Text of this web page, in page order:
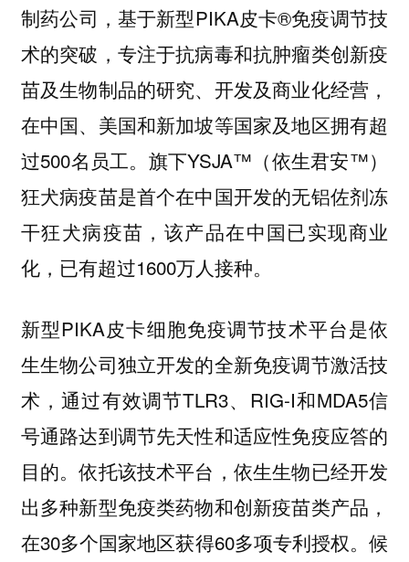
制药公司，基于新型PIKA皮卡®免疫调节技
术的突破，专注于抗病毒和抗肿瘤类创新疫
苗及生物制品的研究、开发及商业化经营，
在中国、美国和新加坡等国家及地区拥有超
过500名员工。旗下YSJA™（依生君安™）
狂犬病疫苗是首个在中国开发的无铝佐剂冻
干狂犬病疫苗，该产品在中国已实现商业
化，已有超过1600万人接种。
新型PIKA皮卡细胞免疫调节技术平台是依
生生物公司独立开发的全新免疫调节激活技
术，通过有效调节TLR3、RIG-I和MDA5信
号通路达到调节先天性和适应性免疫应答的
目的。依托该技术平台，依生生物已经开发
出多种新型免疫类药物和创新疫苗类产品，
在30多个国家地区获得60多项专利授权。候